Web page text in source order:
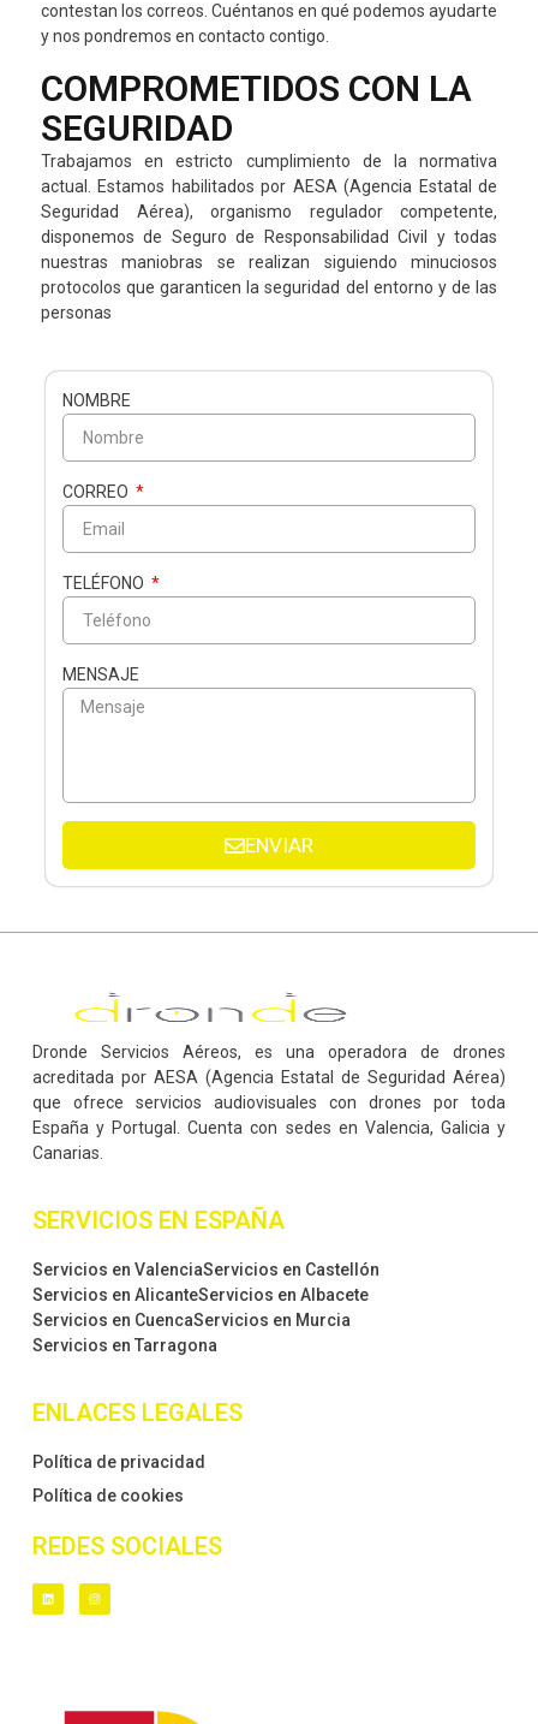
contestan los correos. Cuéntanos en qué podemos ayudarte
y nos pondremos en contacto contigo.
COMPROMETIDOS CON LA
SEGURIDAD
Trabajamos en estricto cumplimiento de la normativa
actual. Estamos habilitados por AESA (Agencia Estatal de
Seguridad Aérea), organismo regulador competente,
disponemos de Seguro de Responsabilidad Civil y todas
nuestras maniobras se realizan siguiendo minuciosos
protocolos que garanticen la seguridad del entorno y de las
personas
NOMBRE
CORREO
TELÉFONO
MENSAJE
ENVIAR
Dronde Servicios Aéreos, es una operadora de drones
acreditada por AESA (Agencia Estatal de Seguridad Aérea)
que ofrece servicios audiovisuales con drones por toda
España y Portugal. Cuenta con sedes en Valencia, Galicia y
Canarias.
SERVICIOS EN ESPAÑA
Servicios en ValenciaServicios en Castellón
Servicios en AlicanteServicios en Albacete
Servicios en CuencaServicios en Murcia
Servicios en Tarragona
ENLACES LEGALES
Política de privacidad
Política de cookies
REDES SOCIALES